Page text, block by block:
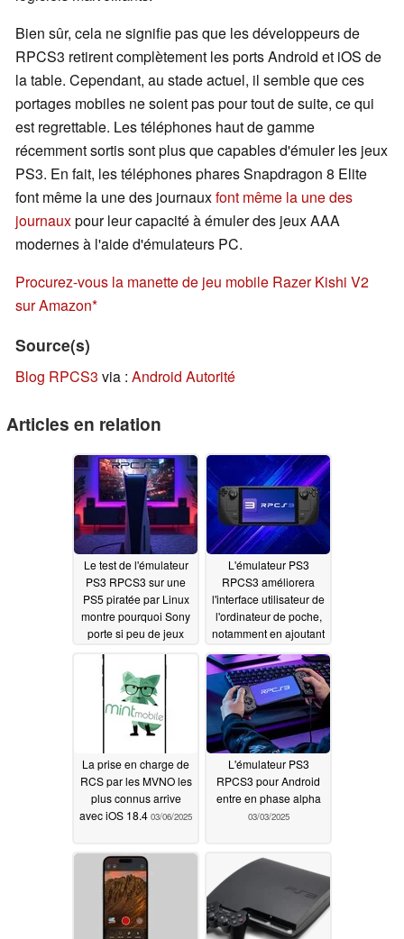
Bien sûr, cela ne signifie pas que les développeurs de
RPCS3 retirent complètement les ports Android et iOS de
la table. Cependant, au stade actuel, il semble que ces
portages mobiles ne soient pas pour tout de suite, ce qui
est regrettable. Les téléphones haut de gamme
récemment sortis sont plus que capables d'émuler les jeux
PS3. En fait, les téléphones phares Snapdragon 8 Elite
font même la une des journauxfont même la une des
journauxpour leur capacité à émuler des jeux AAA
modernes à l'aide d'émulateurs PC.
Procurez-vous la manette de jeu mobile Razer Kishi V2
sur Amazon
Source(s)
Blog RPCS3 via : Android Autorité
Articles en relation
Le test de l'émulateur
PS3 RPCS3 sur une
PS5 piratée par Linux
montre pourquoi Sony
porte si peu de jeux
L'émulateur PS3
RPCS3 améliorera
l'interface utilisateur de
l'ordinateur de poche,
notamment en ajoutant
des jeux directement
sur Steam03/11/2026
La prise en charge de
RCS par les MVNO les
plus connus arrive
avec iOS 18.4 03/06/2025
L'émulateur PS3
RPCS3 pour Android
entre en phase alpha
03/03/2025